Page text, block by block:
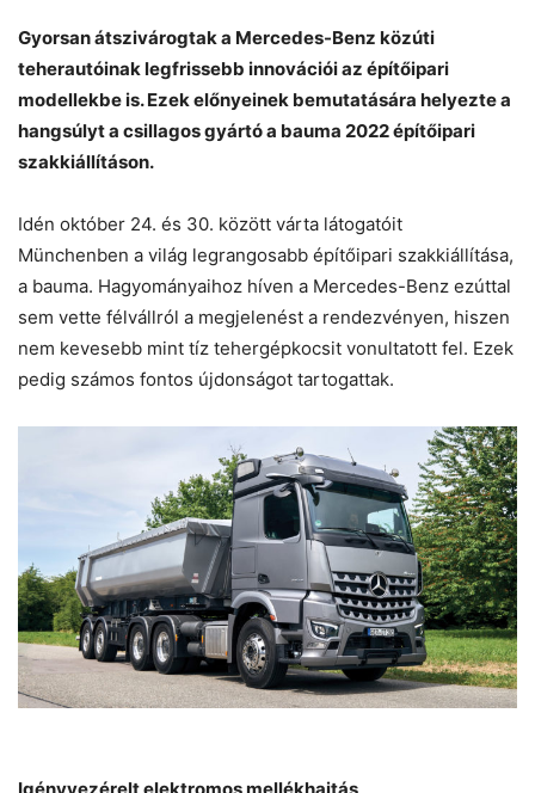
Gyorsan átszivárogtak a Mercedes-Benz közúti
teherautóinak legfrissebb innovációi az építőipari
modellekbe is. Ezek előnyeinek bemutatására helyezte a
hangsúlyt a csillagos gyártó a bauma 2022 építőipari
szakkiállításon.
Idén október 24. és 30. között várta látogatóit
Münchenben a világ legrangosabb építőipari szakkiállítása,
a bauma. Hagyományaihoz híven a Mercedes-Benz ezúttal
sem vette félvállról a megjelenést a rendezvényen, hiszen
nem kevesebb mint tíz tehergépkocsit vonultatott fel. Ezek
pedig számos fontos újdonságot tartogattak.